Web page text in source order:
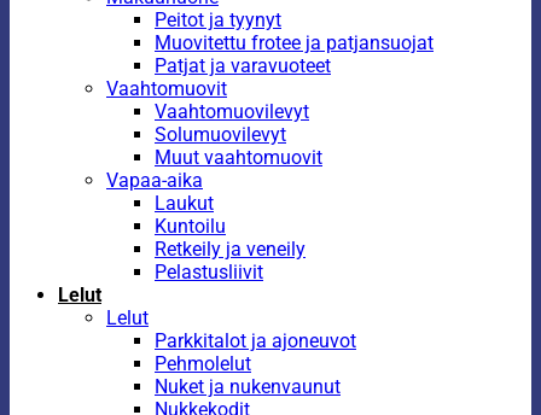
Peitot ja tyynyt
Muovitettu frotee ja patjansuojat
Patjat ja varavuoteet
Vaahtomuovit
Vaahtomuovilevyt
Solumuovilevyt
Muut vaahtomuovit
Vapaa-aika
Laukut
Kuntoilu
Retkeily ja veneily
Pelastusliivit
Lelut
Lelut
Parkkitalot ja ajoneuvot
Pehmolelut
Nuket ja nukenvaunut
Nukkekodit